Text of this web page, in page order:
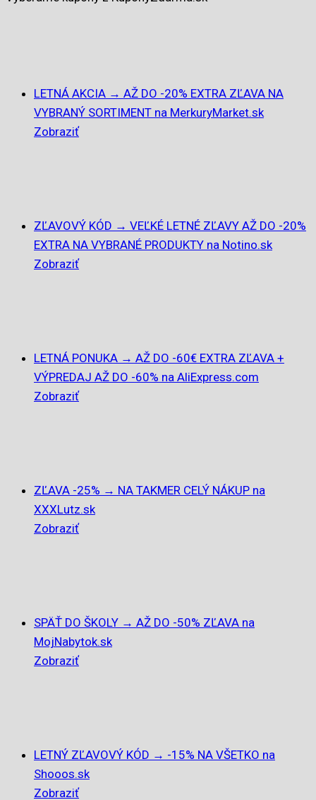
LETNÁ AKCIA → AŽ DO -20% EXTRA ZĽAVA NA
VYBRANÝ SORTIMENT na MerkuryMarket.sk
Zobraziť
ZĽAVOVÝ KÓD → VEĽKÉ LETNÉ ZĽAVY AŽ DO -20%
EXTRA NA VYBRANÉ PRODUKTY na Notino.sk
Zobraziť
LETNÁ PONUKA → AŽ DO -60€ EXTRA ZĽAVA +
VÝPREDAJ AŽ DO -60% na AliExpress.com
Zobraziť
ZĽAVA -25% → NA TAKMER CELÝ NÁKUP na
XXXLutz.sk
Zobraziť
SPÄŤ DO ŠKOLY → AŽ DO -50% ZĽAVA na
MojNabytok.sk
Zobraziť
LETNÝ ZĽAVOVÝ KÓD → -15% NA VŠETKO na
Shooos.sk
Zobraziť